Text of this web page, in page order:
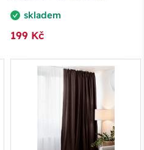
skladem
199 Kč